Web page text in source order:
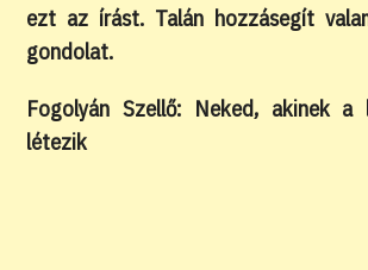
ezt az írást. Talán hozzásegít
gondolat.
Fogolyán Szellő: Neked, akinek a
létezik